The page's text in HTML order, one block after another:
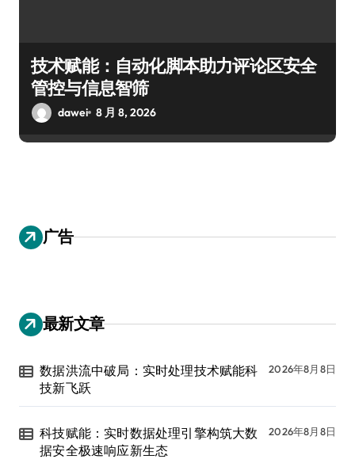
技术赋能：自动化脚本助力评论区安全
管控与信息智筛
dawei 8 月 8, 2026
广告
最新文章
数据洪流中破局：实时处理技术赋能科
技新飞跃
2026年8月8日
科技赋能：实时数据处理引擎构筑大数
据安全极速响应新生态
2026年8月8日